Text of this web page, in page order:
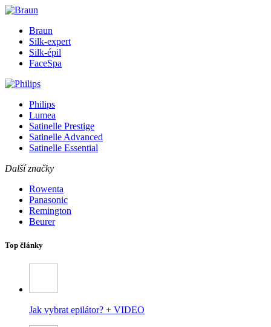
Braun
Silk-expert
Silk-épil
FaceSpa
Philips
Lumea
Satinelle Prestige
Satinelle Advanced
Satinelle Essential
Další značky
Rowenta
Panasonic
Remington
Beurer
Top články
Jak vybrat epilátor? + VIDEO